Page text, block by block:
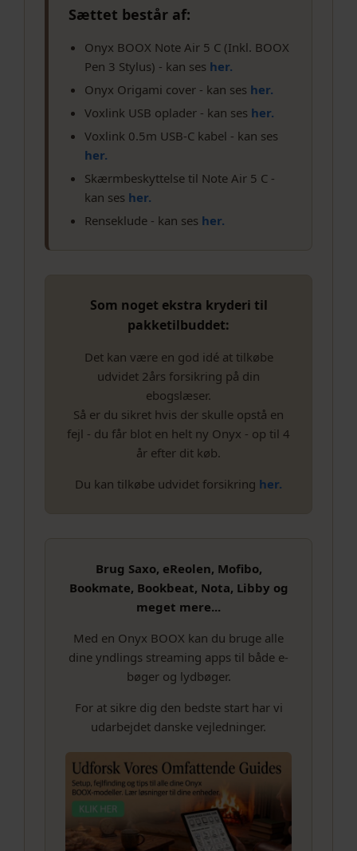
Sættet består af:
Onyx BOOX Note Air 5 C (Inkl. BOOX
Pen 3 Stylus) - kan ses her.
Onyx Origami cover - kan ses her.
Voxlink USB oplader - kan ses her.
Voxlink 0.5m USB-C kabel - kan ses
her.
Skærmbeskyttelse til Note Air 5 C -
kan ses her.
Renseklude - kan ses her.
Som noget ekstra kryderi til
pakketilbuddet:
Det kan være en god idé at tilkøbe
udvidet 2års forsikring på din
ebogslæser.
Så er du sikret hvis der skulle opstå en
fejl - du får blot en helt ny Onyx - op til 4
år efter dit køb.
Du kan tilkøbe udvidet forsikring her.
Brug Saxo, eReolen, Mofibo,
Bookmate, Bookbeat, Nota, Libby og
meget mere...
Med en Onyx BOOX kan du bruge alle
dine yndlings streaming apps til både e-
bøger og lydbøger.
For at sikre dig den bedste start har vi
udarbejdet danske vejledninger.